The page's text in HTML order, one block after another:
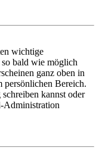
wichtige
bald wie möglich
ganz oben in
persönlichen Bereich.
kannst oder
Administration